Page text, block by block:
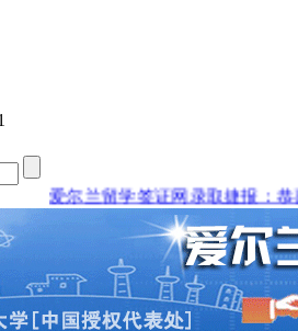
爱尔兰留学签证网录取捷报：恭喜兆
seattle seahawks jerseys for kids